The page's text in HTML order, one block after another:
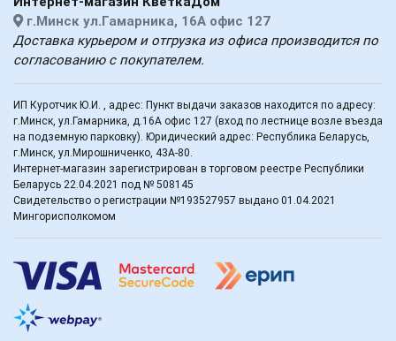
г.Минск ул.Гамарника, 16А офис 127
Доставка курьером и отгрузка из офиса производится по
согласованию с покупателем.
ИП Куротчик Ю.И. , адрес: Пункт выдачи заказов находится по адресу:
г.Минск, ул.Гамарника, д.16А офис 127 (вход по лестнице возле въезда
на подземную парковку). Юридический адрес: Республика Беларусь,
г.Минск, ул.Мирошниченко, 43А-80.
Интернет-магазин зарегистрирован в торговом реестре Республики
Беларусь 22.04.2021 под № 508145
Свидетельство о регистрации №193527957 выдано 01.04.2021
Мингорисполкомом